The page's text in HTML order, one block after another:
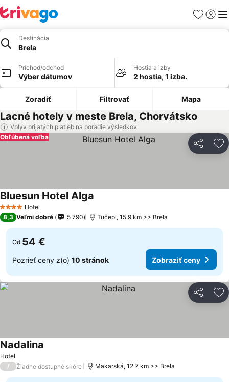
Obľúbené
Destinácia
Brela
Príchod/odchod
Výber dátumov
Hostia a izby
2 hostia, 1 izba.
Zoradiť Filtrovať Mapa
Lacné hotely v meste Brela, Chorvátsko
Vplyv prijatých platieb na poradie výsledkov
Zdieľať
Obľúbená voľba
4 Počet hviezdičiek
Hotel
Bluesun Hotel Alga
8,3 Veľmi dobré 5 790 Tučepi, 15.9 km >> Brela
Od 54 €
Pozrieť ceny z(o) 10 stránok Zobraziť ceny
Zdieľať
Hotel
Nadalina
/ Žiadne dostupné skóre Makarská, 12.7 km >> Brela